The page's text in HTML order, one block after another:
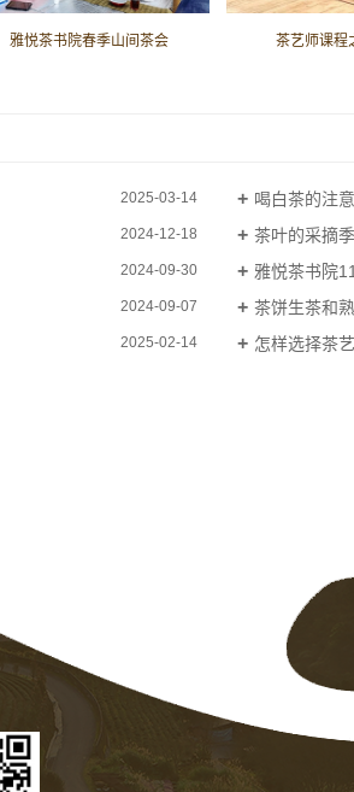
雅悦茶书院春季山间茶会 茶艺师课程
2025-03-14 喝白茶的注
2024-12-18 茶叶的采摘
2024-09-30 雅悦茶书院
2024-09-07 茶饼生茶和
2025-02-14 怎样选择茶